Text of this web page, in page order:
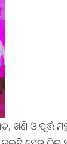
ଖଣି ଓ ପୂର୍ତ୍ତ